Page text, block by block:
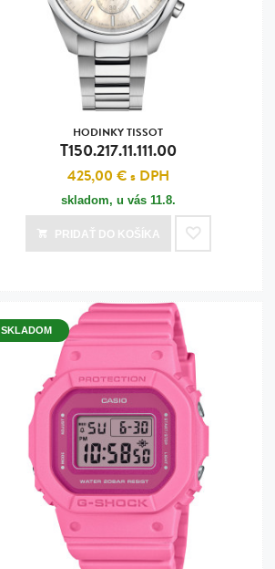
HODINKY TISSOT
T150.217.11.111.00
425,00 €s DPH
skladom, u vás 11.8.
PRIDAŤDO KOŠÍKA
SKLADOM